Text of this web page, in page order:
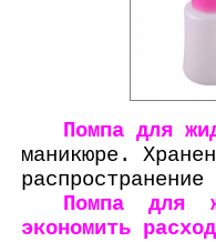
Помпа для
маникюре.
Помпа для
экономить